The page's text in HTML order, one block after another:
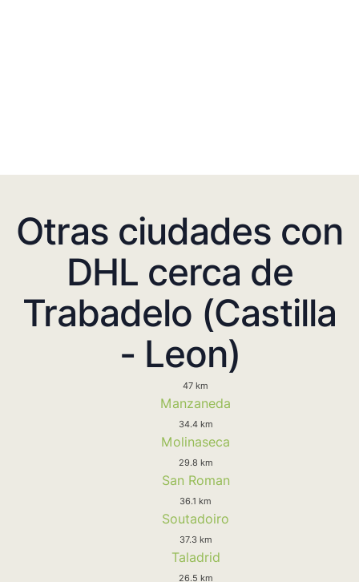
Otras ciudades con
DHL cerca de
Trabadelo (Castilla
- Leon)
47 km
Manzaneda
34.4 km
Molinaseca
29.8 km
San Roman
36.1 km
Soutadoiro
37.3 km
Taladrid
26.5 km